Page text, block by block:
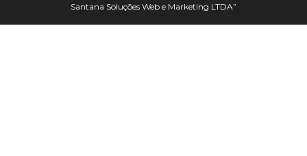
Santana Soluções Web e Marketing LTDA”